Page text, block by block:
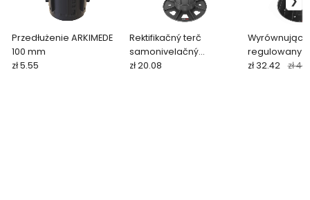
Przedłużenie ARKIMEDE
100 mm
zł 5.55
Rektifikačný terč
samonivelačný
EUROTEC BASE SL 117–217
zł 20.08
Wyrównujący
regulowany
tarasowy
zł 32.42 zł